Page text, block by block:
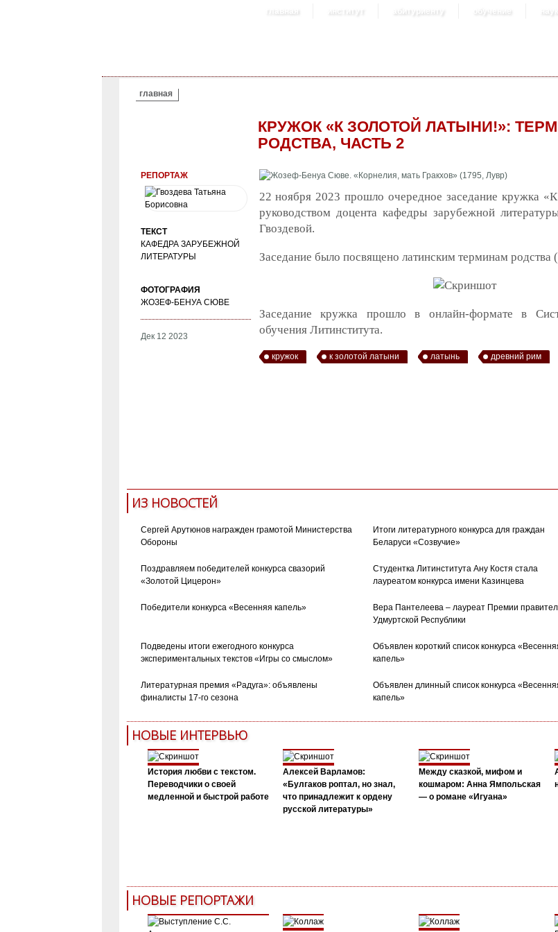
главная институт абитуриенту обучение наука
ВЫ ЗДЕСЬ
главная
КРУЖОК «К ЗОЛОТОЙ ЛАТЫНИ!»:
РОДСТВА, ЧАСТЬ 2
РЕПОРТАЖ
ТЕКСТ
КАФЕДРА ЗАРУБЕЖНОЙ
ЛИТЕРАТУРЫ
ФОТОГРАФИЯ
ЖОЗЕФ-БЕНУА СЮВЕ
Дек 12 2023
22 ноября 2023 прошло очередное заседание кружка
руководством доцента кафедры зарубежной
Гвоздевой.
Заседание было посвящено латинским терминам родства
Заседание кружка прошло в онлайн-формате в
обучения Литинститута.
кружок к золотой латыни латынь древний рим
ИЗ НОВОСТЕЙ
Сергей Арутюнов награжден грамотой Министерства
Обороны
Итоги литературного конкурса для граждан
Беларуси «Созвучие»
Поздравляем победителей конкурса свазорий
«Золотой Цицерон»
Студентка Литинститута Ану Костя стала
лауреатом конкурса имени Казинцева
Победители конкурса «Весенняя капель»
Вера Пантелеева – лауреат Премии
Удмуртской Республики
Подведены итоги ежегодного конкурса
экспериментальных текстов «Игры со смыслом»
Объявлен короткий список конкурса
капель»
Литературная премия «Радуга»: объявлены
финалисты 17-го сезона
Объявлен длинный список конкурса
капель»
НОВЫЕ ИНТЕРВЬЮ
История любви с текстом.
Переводчики о своей
медленной и быстрой работе
Алексей Варламов:
«Булгаков роптал, но знал,
что принадлежит к ордену
русской литературы»
Между сказкой, мифом и
кошмаром: Анна Ямпольская
— о романе «Игуана»
НОВЫЕ РЕПОРТАЖИ